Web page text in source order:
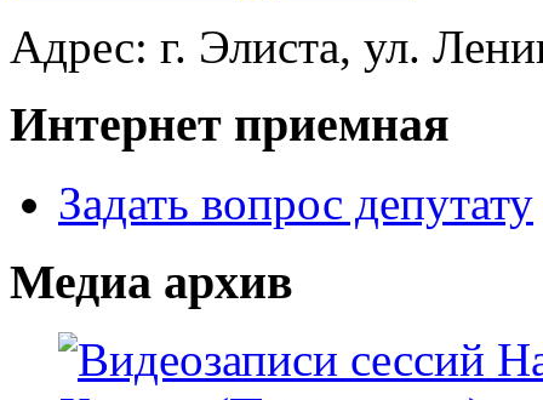
Адрес: г. Элиста, ул.
Интернет приемная
Задать вопрос депутату
Медиа архив